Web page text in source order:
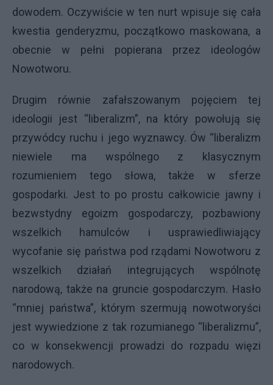
dowodem. Oczywiście w ten nurt wpisuje się cała
kwestia genderyzmu, początkowo maskowana, a
obecnie w pełni popierana przez ideologów
Nowotworu.
Drugim równie zafałszowanym pojęciem tej
ideologii jest “liberalizm”, na który powołują się
przywódcy ruchu i jego wyznawcy. Ów “liberalizm
niewiele ma wspólnego z klasycznym
rozumieniem tego słowa, także w sferze
gospodarki. Jest to po prostu całkowicie jawny i
bezwstydny egoizm gospodarczy, pozbawiony
wszelkich hamulców i usprawiedliwiający
wycofanie się państwa pod rządami Nowotworu z
wszelkich działań integrujących wspólnotę
narodową, także na gruncie gospodarczym. Hasło
“mniej państwa”, którym szermują nowotworyści
jest wywiedzione z tak rozumianego “liberalizmu”,
co w konsekwencji prowadzi do rozpadu więzi
narodowych.